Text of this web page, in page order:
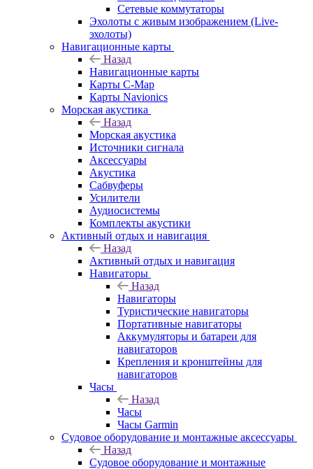
Сетевые коммутаторы
Эхолоты с живым изображением (Live-
эхолоты)
Навигационные карты
Назад
Навигационные карты
Карты C-Map
Карты Navionics
Морская акустика
Назад
Морская акустика
Источники сигнала
Аксессуары
Акустика
Сабвуферы
Усилители
Аудиосистемы
Комплекты акустики
Активный отдых и навигация
Назад
Активный отдых и навигация
Навигаторы
Назад
Навигаторы
Туристические навигаторы
Портативные навигаторы
Аккумуляторы и батареи для
навигаторов
Крепления и кронштейны для
навигаторов
Часы
Назад
Часы
Часы Garmin
Судовое оборудование и монтажные аксессуары
Назад
Судовое оборудование и монтажные